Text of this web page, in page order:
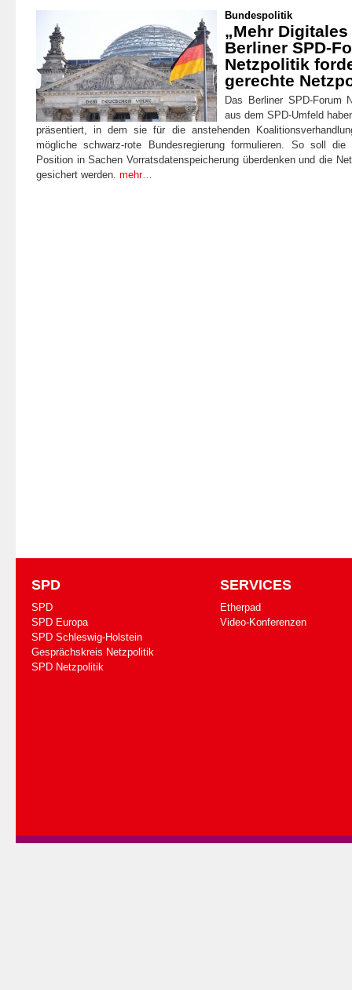
Bundespolitik
„Mehr Digitales
Berliner SPD-
Netzpolitik
gerechte
Das Berliner SPD-Forum
aus dem SPD-Umfeld
präsentiert, in dem sie für die anstehenden
mögliche schwarz-rote Bundesregierung formulieren. So soll
Position in Sachen Vorratsdatenspeicherung überdenken und die
gesichert werden. mehr…
SPD
SPD
SPD Europa
SPD Schleswig-Holstein
Gesprächskreis Netzpolitik
SPD Netzpolitik
SERVICES
Etherpad
Video-Konferenzen